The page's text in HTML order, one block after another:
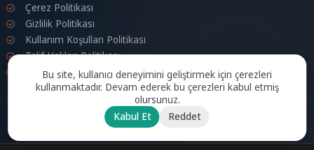
Çerez Politikası
Gizlilik Politikası
Kullanım Koşulları Politikası
Telif Hakları Politikası
İletişim
Bu site, kullanıcı deneyimini geliştirmek için çerezleri
kullanmaktadır. Devam ederek bu çerezleri kabul etmiş
olursunuz.
Kabul Et
Reddet